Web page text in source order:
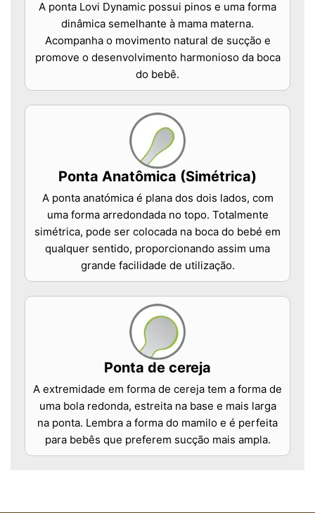
A ponta Lovi Dynamic possui pinos e uma forma
dinâmica semelhante à mama materna.
Acompanha o movimento natural de sucção e
promove o desenvolvimento harmonioso da boca
do bebê.
Ponta Anatômica (Simétrica)
A ponta anatómica é plana dos dois lados, com
uma forma arredondada no topo. Totalmente
simétrica, pode ser colocada na boca do bebé em
qualquer sentido, proporcionando assim uma
grande facilidade de utilização.
Ponta de cereja
A extremidade em forma de cereja tem a forma de
uma bola redonda, estreita na base e mais larga
na ponta. Lembra a forma do mamilo e é perfeita
para bebês que preferem sucção mais ampla.